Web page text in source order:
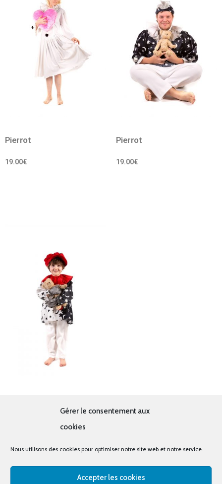
Gérer le consentement aux
cookies
Nous utilisons des cookies pour optimiser notre site web et notre service.
Accepter les cookies
Pierrot
19.00€
Pierrot
19.00€